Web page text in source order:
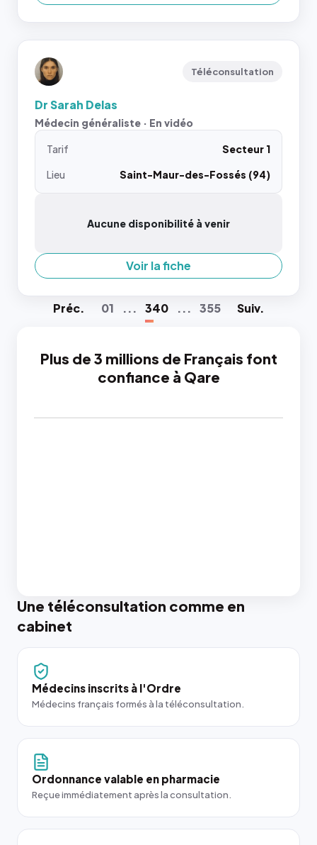
Téléconsultation
Dr Sarah Delas
Médecin généraliste · En vidéo
Tarif
Secteur 1
Lieu
Saint-Maur-des-Fossés (94)
Aucune disponibilité à venir
Voir la fiche
Préc. 01 ... 340 ... 355 Suiv.
Plus de 3 millions de Français font
confiance à Qare
Une téléconsultation comme en
cabinet
Médecins inscrits à l'Ordre
Médecins français formés à la téléconsultation.
Ordonnance valable en pharmacie
Reçue immédiatement après la consultation.